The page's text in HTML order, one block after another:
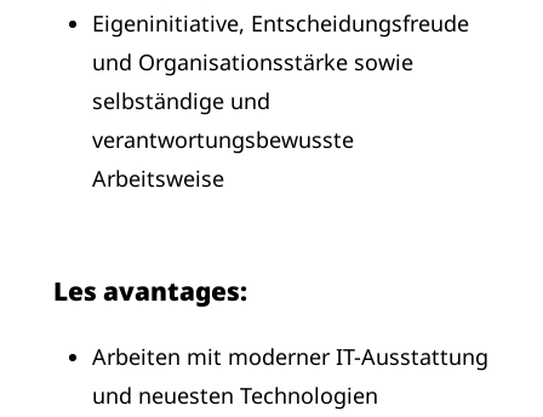
Eigeninitiative, Entscheidungsfreude
und Organisationsstärke sowie
selbständige und
verantwortungsbewusste
Arbeitsweise
Les avantages:
Arbeiten mit moderner IT-Ausstattung
und neuesten Technologien